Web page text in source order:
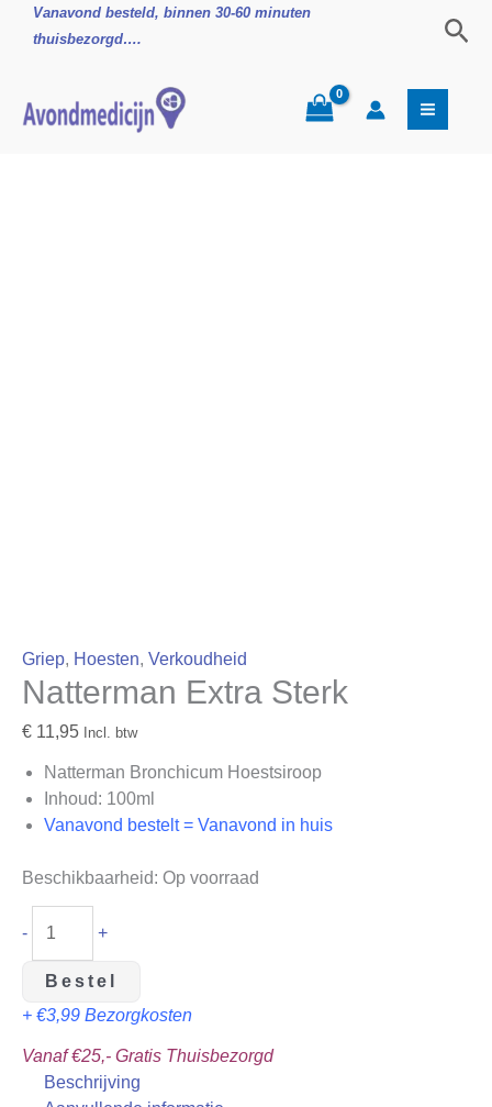
naar
Vanavond besteld, binnen 30-60 minuten
thuisbezorgd….
Griep, Hoesten, Verkoudheid
Natterman Extra Sterk
€ 11,95 Incl. btw
Natterman Bronchicum Hoestsiroop
Inhoud: 100ml
Vanavond bestelt = Vanavond in huis
Beschikbaarheid: Op voorraad
-
Natterman
Extra
+
Bestel
+ €3,99 Bezorgkosten
Vanaf €25,- Gratis Thuisbezorgd
Beschrijving